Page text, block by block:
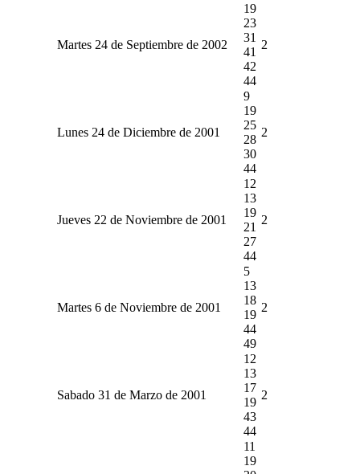
Martes 24 de Septiembre de 2002
19
23
31
41
42
44
2
Lunes 24 de Diciembre de 2001
9
19
25
28
30
44
2
Jueves 22 de Noviembre de 2001
12
13
19
21
27
44
2
Martes 6 de Noviembre de 2001
5
13
18
19
44
49
2
Sabado 31 de Marzo de 2001
12
13
17
19
43
44
2
11
19